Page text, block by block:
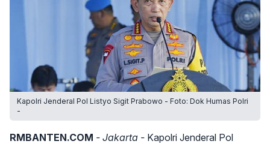
Kapolri Jenderal Pol Listyo Sigit Prabowo - Foto: Dok Humas Polri
-
RMBANTEN.COM - Jakarta - Kapolri Jenderal Pol